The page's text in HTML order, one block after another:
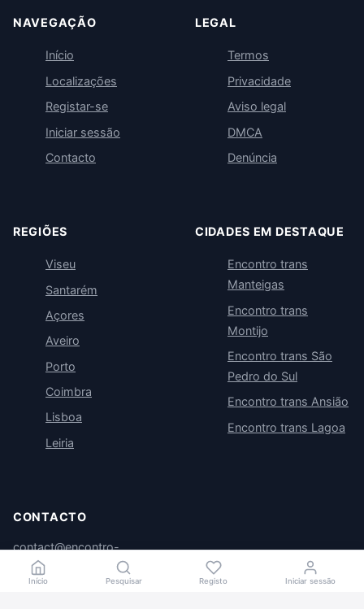
Início Pesquisar Registo Iniciar sessão
NAVEGAÇÃO
Início
Localizações
Registar-se
Iniciar sessão
Contacto
LEGAL
Termos
Privacidade
Aviso legal
DMCA
Denúncia
REGIÕES
Viseu
Santarém
Açores
Aveiro
Porto
Coimbra
Lisboa
Leiria
CIDADES EM DESTAQUE
Encontro trans
Manteigas
Encontro trans
Montijo
Encontro trans São
Pedro do Sul
Encontro trans Ansião
Encontro trans Lagoa
CONTACTO
contact@encontro-
trans.com